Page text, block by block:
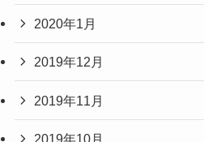
2020年1月
2019年12月
2019年11月
2019年10月